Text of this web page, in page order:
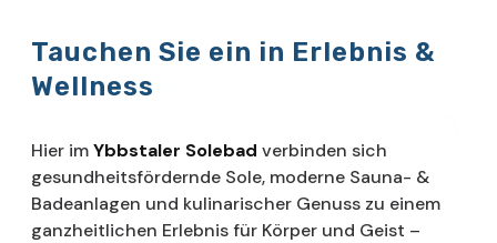
Tauchen Sie ein in Erlebnis &
Wellness
Hier imYbbstaler Solebad verbinden sich
gesundheitsfördernde Sole, moderne Sauna- &
Badeanlagen und kulinarischer Genuss zu einem
ganzheitlichen Erlebnis für Körper und Geist –